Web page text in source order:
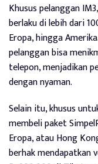
Khusus pelanggan
berlaku di lebih dari
Eropa, hingga
pelanggan bisa
telepon, menjadikan
dengan nyaman.
Selain itu, khusus
membeli paket
Eropa, atau Hong
berhak mendapatkan